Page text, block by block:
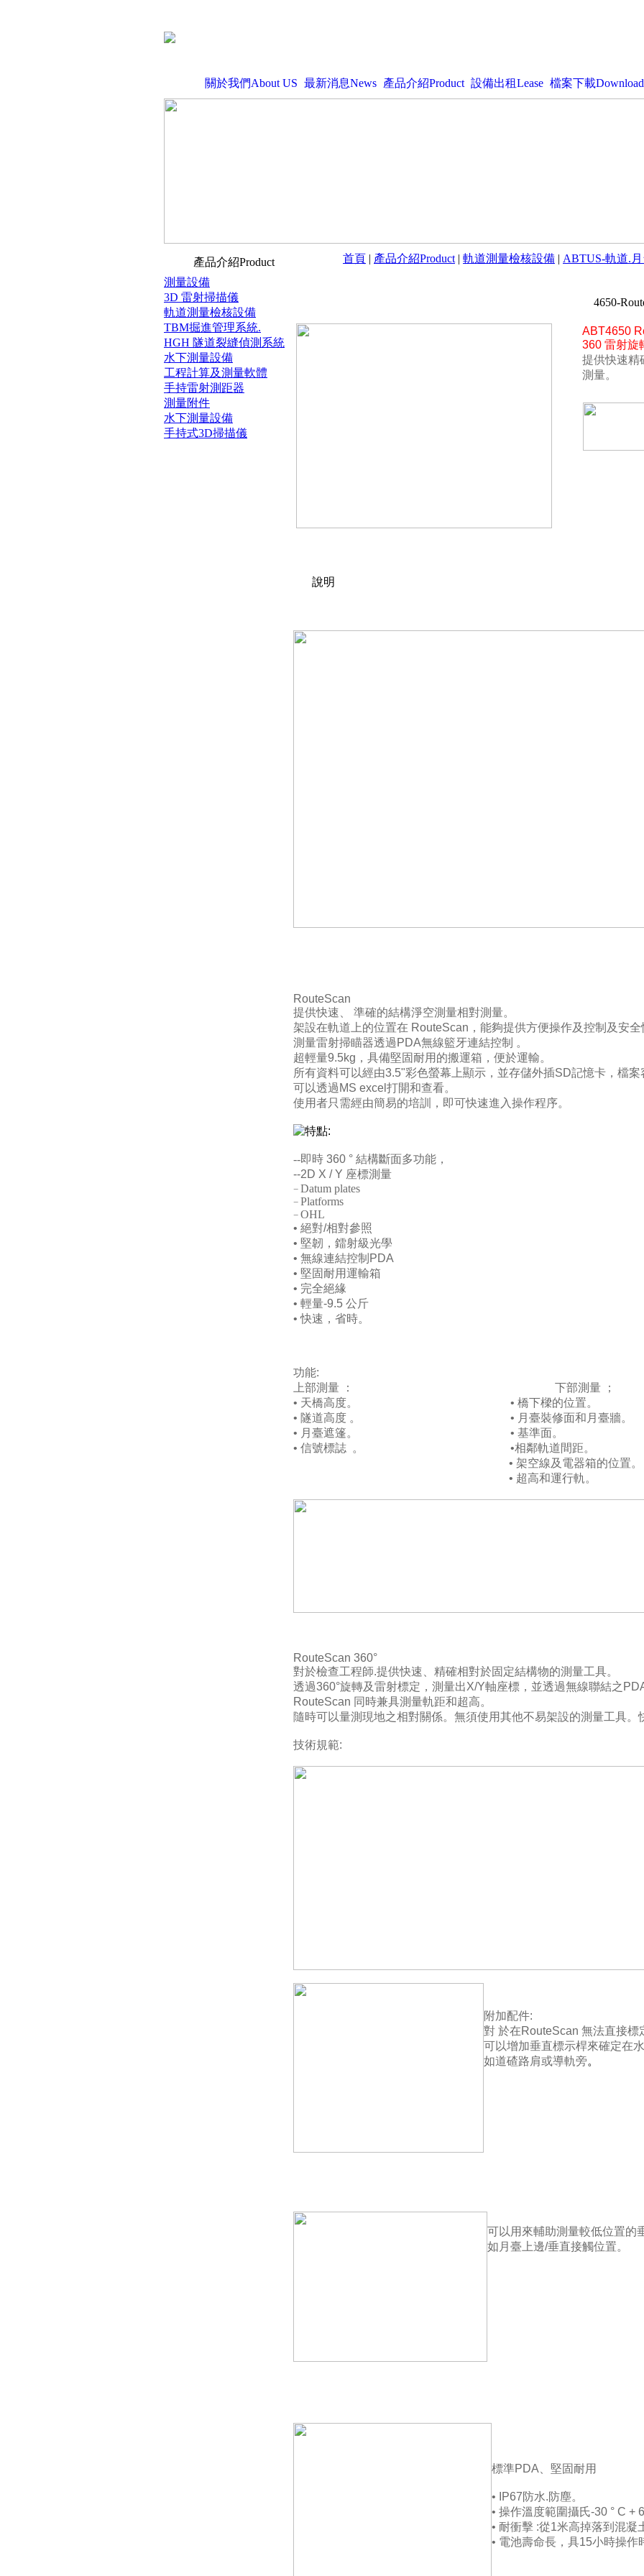
關於我們About US 最新消息News 產品介紹Product 設備出租Lease 檔案下載Download
產品介紹Product 首頁 | 產品介紹Product | 軌道測量檢核設備 | ABTUS-軌道.
測量設備
3D 雷射掃描儀
軌道測量檢核設備
TBM掘進管理系統.
HGH 隧道裂縫偵測系統
水下測量設備
工程計算及測量軟體
手持雷射測距器
測量附件
水下測量設備
手持式3D掃描儀
4650-
ABT4650
360 雷射旋
提供快速精
測量。
說明
RouteScan
提供快速、 準確的結構淨空測量相對測量。
架設在軌道上的位置在 RouteScan，能夠提供方便操作及控制及安全
測量雷射掃瞄器透過PDA無線籃牙連結控制 。
超輕量9.5kg，具備堅固耐用的搬運箱，便於運輸。
所有資料可以經由3.5"彩色螢幕上顯示，並存儲外插SD記憶卡，檔
可以透過MS excel打開和查看。
使用者只需經由簡易的培訓，即可快速進入操作程序。
特點:
--即時 360 ° 結構斷面多功能，
--2D X / Y 座標測量
− Datum plates
− Platforms
− OHL
• 絕對/相對參照
• 堅韌，鐳射級光學
• 無線連結控制 PDA
• 堅固耐用運輸箱
• 完全絕緣
• 輕量-9.5 公斤
•快速，省時。
功能:
上部測量
：
下部測量 ；
• 天橋高度。 • 橋下樑的
• 隧道高度 。
• 月臺裝修面和月臺牆。
• 月臺遮篷。 • 基準面。
• 信號標誌 。 •相鄰軌道間距。
• 架空線及電器箱的位置。
• 超高和運行軌。
RouteScan 360°
對於檢查工程師.提供快速、精確相對於固定結構物的測量工具。
透過360°旋轉及雷射標定，測量出X/Y軸座標，並透過無線聯結之
RouteScan 同時兼具測量軌距和超高。
隨時可以量測現地之相對關係。無須使用其他不易架設的測量工具。
技術規範:
附加配件:
對 於在RouteScan 無法直接標
可以增加垂直標示桿來確定在
如道碴路肩或導軌旁。
可以用來輔助測量較低位置的
如月臺上邊/垂直接觸位置。
標準PDA、堅固耐用
• IP67防水.防塵。
• 操作溫度範圍攝氏-30 ° C +
• 耐衝擊 :從1米高掉落到混凝
• 電池壽命長，具15小時操作